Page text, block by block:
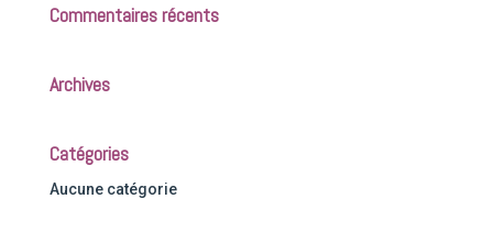
Commentaires récents
Archives
Catégories
Aucune catégorie